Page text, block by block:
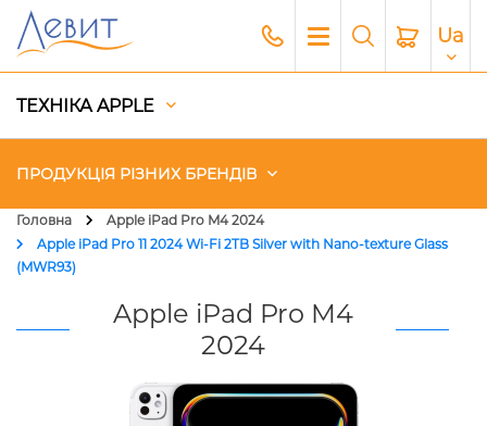
Ua
ТЕХНІКА APPLE
ПРОДУКЦІЯ РІЗНИХ БРЕНДІВ
Чохли
Головна
Apple iPad Pro M4 2024
Apple iPad Pro 11 2024 Wi-Fi 2TB Silver with Nano-texture Glass
(MWR93)
Apple iPad Pro M4
2024